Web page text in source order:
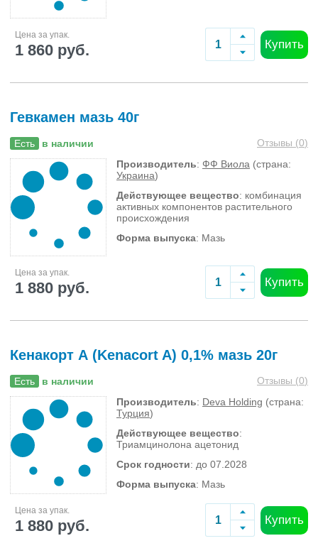
Цена за упак.
1 860 руб. Купить
Гевкамен мазь 40г
Есть в наличии Отзывы (0)
Производитель: ФФ Виола (страна:
Украина)
Действующее вещество: комбинация
активных компонентов растительного
происхождения
Форма выпуска: Мазь
Цена за упак.
1 880 руб. Купить
Кенакорт А (Kenacort A) 0,1% мазь 20г
Есть в наличии Отзывы (0)
Производитель: Deva Holding (страна:
Турция)
Действующее вещество:
Триамцинолона ацетонид
Срок годности: до 07.2028
Форма выпуска: Мазь
Цена за упак.
1 880 руб. Купить